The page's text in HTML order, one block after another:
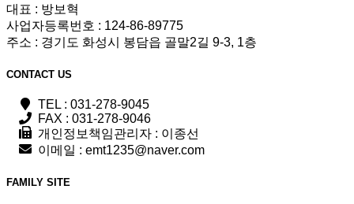
대표 : 방보혁
사업자등록번호 : 124-86-89775
주소 : 경기도 화성시 봉담읍 골말2길 9-3, 1층
CONTACT US
TEL : 031-278-9045
FAX : 031-278-9046
개인정보책임관리자 : 이종선
이메일 : emt1235@naver.com
FAMILY SITE